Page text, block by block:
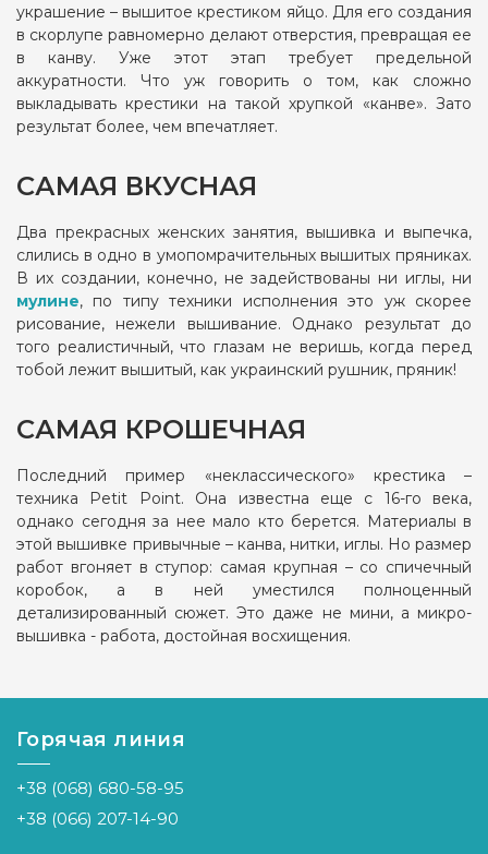
украшение – вышитое крестиком яйцо. Для его создания
в скорлупе равномерно делают отверстия, превращая ее
в канву. Уже этот этап требует предельной
аккуратности. Что уж говорить о том, как сложно
выкладывать крестики на такой хрупкой «канве». Зато
результат более, чем впечатляет.
САМАЯ ВКУСНАЯ
Два прекрасных женских занятия, вышивка и выпечка,
слились в одно в умопомрачительных вышитых пряниках.
В их создании, конечно, не задействованы ни иглы, ни
мулине, по типу техники исполнения это уж скорее
рисование, нежели вышивание. Однако результат до
того реалистичный, что глазам не веришь, когда перед
тобой лежит вышитый, как украинский рушник, пряник!
САМАЯ КРОШЕЧНАЯ
Последний пример «неклассического» крестика –
техника Petit Point. Она известна еще с 16-го века,
однако сегодня за нее мало кто берется. Материалы в
этой вышивке привычные – канва, нитки, иглы. Но размер
работ вгоняет в ступор: самая крупная – со спичечный
коробок, а в ней уместился полноценный
детализированный сюжет. Это даже не мини, а микро-
вышивка - работа, достойная восхищения.
Горячая линия
+38 (068) 680-58-95
+38 (066) 207-14-90